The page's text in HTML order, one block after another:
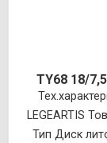
TY68 18/
LEGEARTIS
Тип Диск